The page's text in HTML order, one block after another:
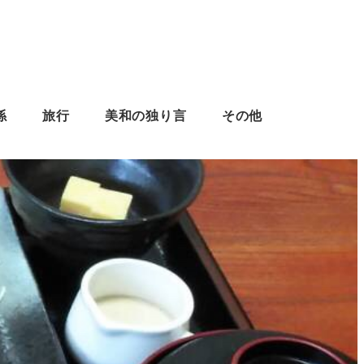
旅行 美和の独り言 その他